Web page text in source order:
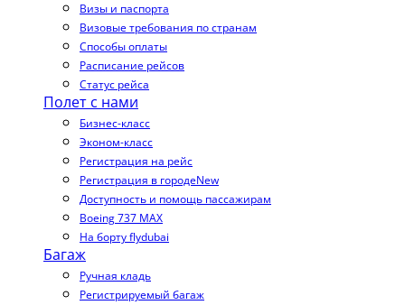
Визы и паспорта
Визовые требования по странам
Способы оплаты
Расписание рейсов
Статус рейса
Полет с нами
Бизнес-класс
Эконом-класс
Регистрация на рейс
Регистрация в городеNew
Доступность и помощь пассажирам
Boeing 737 MAX
На борту flydubai
Багаж
Ручная кладь
Регистрируемый багаж